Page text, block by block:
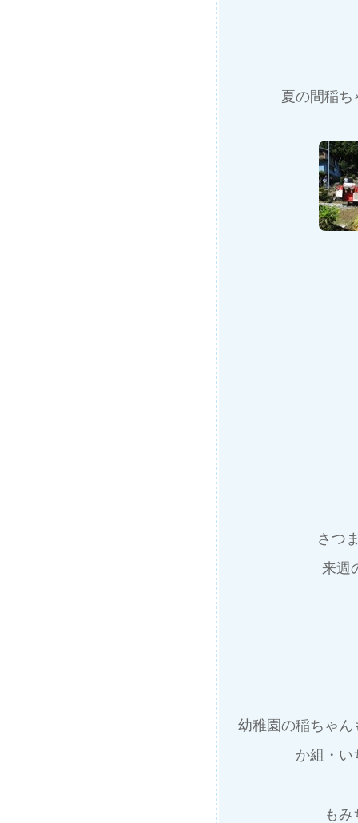
夏の間稲ち
さつ
来週
幼稚園の稲ちゃ
か組・い
も